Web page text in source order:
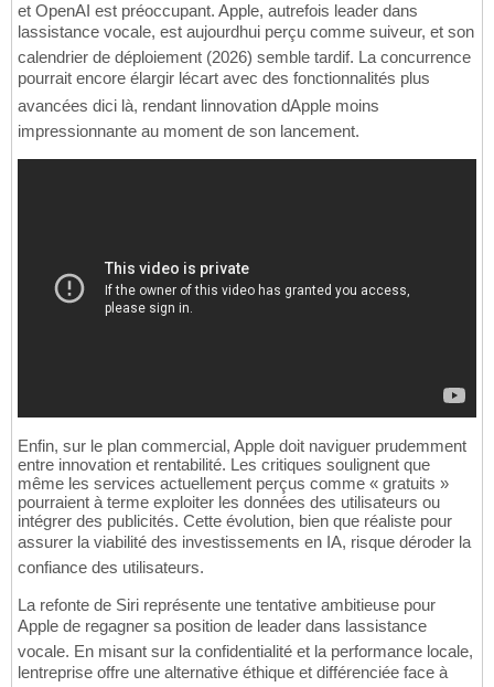
et OpenAI est préoccupant. Apple, autrefois leader dans
lassistance vocale, est aujourdhui perçu comme suiveur, et son
calendrier de déploiement (2026) semble tardif. La concurrence
pourrait encore élargir lécart avec des fonctionnalités plus
avancées dici là, rendant linnovation dApple moins
impressionnante au moment de son lancement.
Enfin, sur le plan commercial, Apple doit naviguer prudemment
entre innovation et rentabilité. Les critiques soulignent que
même les services actuellement perçus comme « gratuits »
pourraient à terme exploiter les données des utilisateurs ou
intégrer des publicités. Cette évolution, bien que réaliste pour
assurer la viabilité des investissements en IA, risque déroder la
confiance des utilisateurs.
La refonte de Siri représente une tentative ambitieuse pour
Apple de regagner sa position de leader dans lassistance
vocale. En misant sur la confidentialité et la performance locale,
lentreprise offre une alternative éthique et différenciée face à